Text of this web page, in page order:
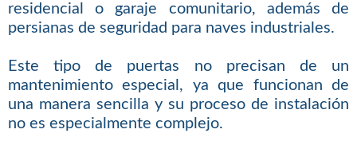
residencial o garaje comunitario, además de
persianas de seguridad para naves industriales.
Este tipo de puertas no precisan de un
mantenimiento especial, ya que funcionan de
una manera sencilla y su proceso de instalación
no es especialmente complejo.